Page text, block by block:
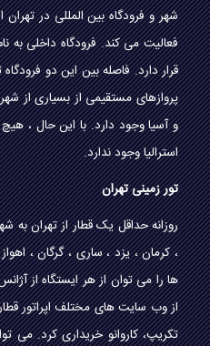
شهر و فرودگاه بین المللی در
فعالیت می کند. فرودگاه داخلی به
قرار دارد. فاصله بین این دو
پروازهای مستقیمی از بسیاری از
و آسیا وجود دارد. با این حال ، هیچ
استرالیا وجود ندارد.
تور زمینی تهران
روزانه حداقل یک قطار از تهران به
، کرمان ، یزد ، ساری ، گرگان ،
ها را می توان از هر ایستگاه از
از وب سایت های مختلف اپراتور
تکریپ، کاروانو خریداری کرد. می